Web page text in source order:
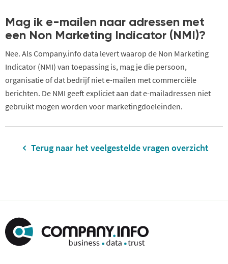
Mag ik e-mailen naar adressen met
een Non Marketing Indicator (NMI)?
Nee. Als Company.info data levert waarop de Non Marketing
Indicator (NMI) van toepassing is, mag je die persoon,
organisatie of dat bedrijf niet e-mailen met commerciële
berichten. De NMI geeft expliciet aan dat e-mailadressen niet
gebruikt mogen worden voor marketingdoeleinden.
Terug naar het veelgestelde vragen overzicht